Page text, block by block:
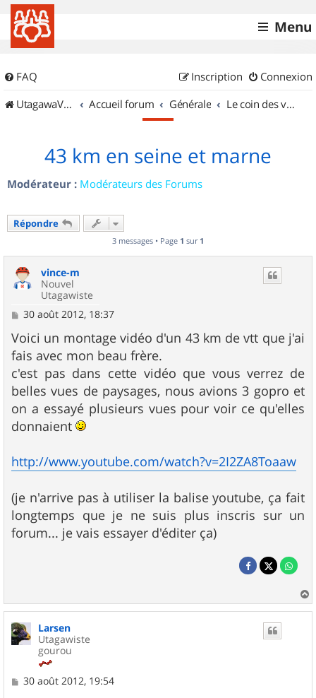
Menu
FAQ Connexion
Inscription
UtagawaVTT (Randos VTT et VTTAE avec traces GPS)
Accueil forum Générale Le coin des vidéastes
43 km en seine et marne
Modérateur : Modérateurs des Forums
Répondre
3 messages • Page 1 sur 1
vince-m
Nouvel
Utagawiste
M
s
s
a
g
e
30 août 2012, 18:37
Voici un montage vidéo d'un 43 km de vtt que j'ai
fais avec mon beau frère.
c'est pas dans cette vidéo que vous verrez de
belles vues de paysages, nous avions 3 gopro et
on a essayé plusieurs vues pour voir ce qu'elles
donnaient
http://www.youtube.com/watch?v=2I2ZA8Toaaw
(je n'arrive pas à utiliser la balise youtube, ça fait
longtemps que je ne suis plus inscris sur un
forum... je vais essayer d'éditer ça)
a
Larsen
Utagawiste
gourou
M
30 août 2012, 19:54